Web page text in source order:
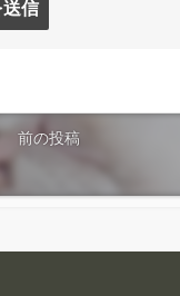
る
前の投稿